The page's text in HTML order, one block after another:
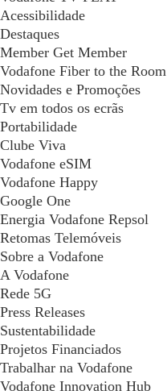
Acessibilidade
Destaques
Member Get Member
Vodafone Fiber to the Room
Novidades e Promoções
Tv em todos os ecrãs
Portabilidade
Clube Viva
Vodafone eSIM
Vodafone Happy
Google One
Energia Vodafone Repsol
Retomas Telemóveis
Sobre a Vodafone
A Vodafone
Rede 5G
Press Releases
Sustentabilidade
Projetos Financiados
Trabalhar na Vodafone
Vodafone Innovation Hub